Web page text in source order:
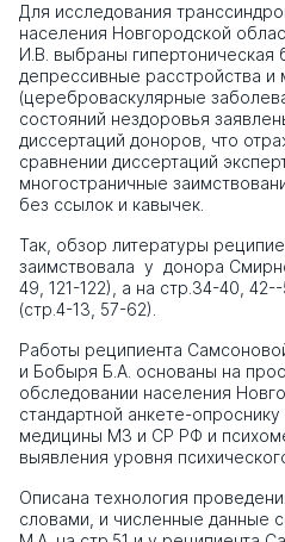
Для исследования
населения Новгородской
И.В. выбраны
депрессивные расстройства и
(цереброваскулярные
состояний нездоровья
диссертаций доноров, что
сравнении диссертаций
многостраничные
без ссылок и кавычек.
Так, обзор литературы
заимствовала у донора
49, 121-122), а на стр.34-40,
(стр.4-13, 57-62).
Работы реципиента
и Бобыря Б.А. основаны на
обследовании населения
стандартной анкете-
медицины М3 и СР РФ и
выявления уровня
Описана технология
словами, и численные данные